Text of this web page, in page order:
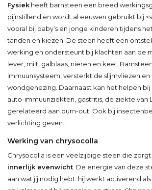
Fysiek heeft barnsteen een breed
pijnstillend en wordt al eeuwen gebruikt bij
vooral bij baby’s en jonge kinderen tijdens
tanden en kiezen. De steen heeft een
werking en ondersteunt bij klachten aan de
lever, milt, galblaas, nieren en keel.
immuunsysteem, versterkt de slijmvliezen
wondgenezing. Daarnaast kan het helpen bij
auto-immuunziekten, gastritis, de ziekte van
gerelateerd aan burn-out. Ook bij
verlichting geven.
Werking van chrysocolla
Chrysocolla is een veelzijdige steen die
innerlijk evenwicht . De energie van deze
aan wat jij nodig hebt: hij werkt activerend